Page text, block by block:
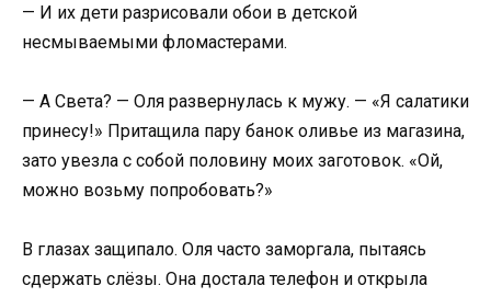
— И их дети разрисовали обои в детской
несмываемыми фломастерами.
— А Света? — Оля развернулась к мужу. — «Я салатики
принесу!» Притащила пару банок оливье из магазина,
зато увезла с собой половину моих заготовок. «Ой,
можно возьму попробовать?»
В глазах защипало. Оля часто заморгала, пытаясь
сдержать слёзы. Она достала телефон и открыла